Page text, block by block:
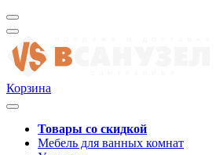
Корзина
Товары со скидкой
Мебель для ванных комнат